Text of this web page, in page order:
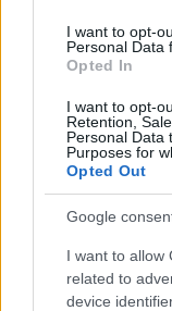
I want to opt-
Personal Data
Opted In
I want to opt-
Retention,
Personal Data
Purposes for
Opted Out
Google
I want to allow
related to
device